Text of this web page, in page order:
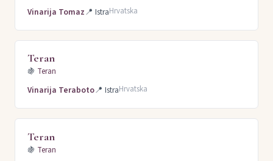
Vinarija Tomaz📍 IstraHrvatska
Teran
🍇 Teran
Vinarija Teraboto📍 IstraHrvatska
Teran
🍇 Teran